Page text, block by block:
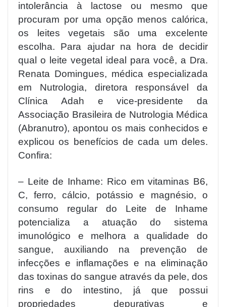
intolerância à lactose ou mesmo que
procuram por uma opção menos calórica,
os leites vegetais são uma excelente
escolha. Para ajudar na hora de decidir
qual o leite vegetal ideal para você, a Dra.
Renata Domingues, médica especializada
em Nutrologia, diretora responsável da
Clínica Adah e vice-presidente da
Associação Brasileira de Nutrologia Médica
(Abranutro), apontou os mais conhecidos e
explicou os benefícios de cada um deles.
Confira:
– Leite de Inhame: Rico em vitaminas B6,
C, ferro, cálcio, potássio e magnésio, o
consumo regular do Leite de Inhame
potencializa a atuação do sistema
imunológico e melhora a qualidade do
sangue, auxiliando na prevenção de
infecções e inflamações e na eliminação
das toxinas do sangue através da pele, dos
rins e do intestino, já que possui
propriedades depurativas e